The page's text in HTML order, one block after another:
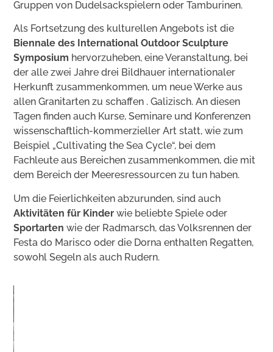
Gruppen von Dudelsackspielern oder Tamburinen.
Als Fortsetzung des kulturellen Angebots ist die
Biennale des International Outdoor Sculpture
Symposium hervorzuheben, eine Veranstaltung, bei
der alle zwei Jahre drei Bildhauer internationaler
Herkunft zusammenkommen, um neue Werke aus
allen Granitarten zu schaffen . Galizisch. An diesen
Tagen finden auch Kurse, Seminare und Konferenzen
wissenschaftlich-kommerzieller Art statt, wie zum
Beispiel „Cultivating the Sea Cycle“, bei dem
Fachleute aus Bereichen zusammenkommen, die mit
dem Bereich der Meeresressourcen zu tun haben.
Um die Feierlichkeiten abzurunden, sind auch
Aktivitäten für Kinder wie beliebte Spiele oder
Sportarten wie der Radmarsch, das Volksrennen der
Festa do Marisco oder die Dorna enthalten Regatten,
sowohl Segeln als auch Rudern.